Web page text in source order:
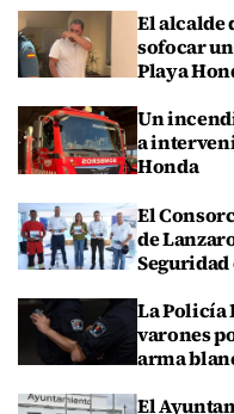
El alcalde
sofocar
Playa
Un
a
Honda
El
de
La Policía
varones
arma
El